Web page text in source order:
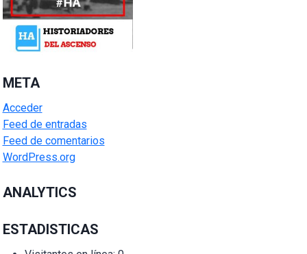
META
Acceder
Feed de entradas
Feed de comentarios
WordPress.org
ANALYTICS
ESTADISTICAS